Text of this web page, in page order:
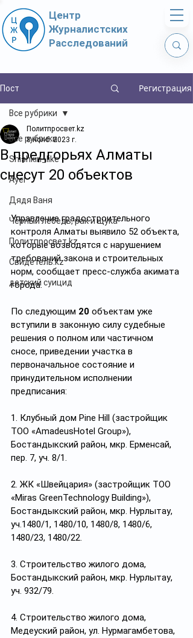
Центр
Журналистских
Расследований
Пост Регистрация
Все рубрики
Shishkin_like
Ayel
Дядя Ваня
Чёрный лебедь, рак и щука
Политпросвет.kz
Свидетель.kz
детский суицид
Все рубрики
В предгорьях Алматы
снесут 20 объектов
Политпросвет.kz
8 нояб. 2023 г.
Управление градостроительного
контроля Алматы выявило 52 объекта,
которые возводятся с нарушением
требований закона и строительных
норм, сообщает пресс-служба акимата
города.
По следующим 20 объектам уже
вступили в законную силу судебные
решения о полном или частичном
сносе, приведении участка в
первоначальное состояние и
принудительном исполнении
предписания:
1. Клубный дом Pine Hill (застройщик
ТОО «AmadeusHotel Group»),
Бостандыкский район, мкр. Ерменсай,
пер. 7, уч. 8/1.
2. ЖК «Швейцария» (застройщик ТОО
«Miras GreenTechnology Building»),
Бостандыкский район, мкр. Нурлытау,
уч.1480/1, 1480/10, 1480/8, 1480/6,
1480/23, 1480/22.
3. Строительство жилого дома,
Бостандыкский район, мкр. Нурлытау,
уч. 932/79.
4. Строительство жилого дома,
Медеуский район, ул. Нурмагамбетова,